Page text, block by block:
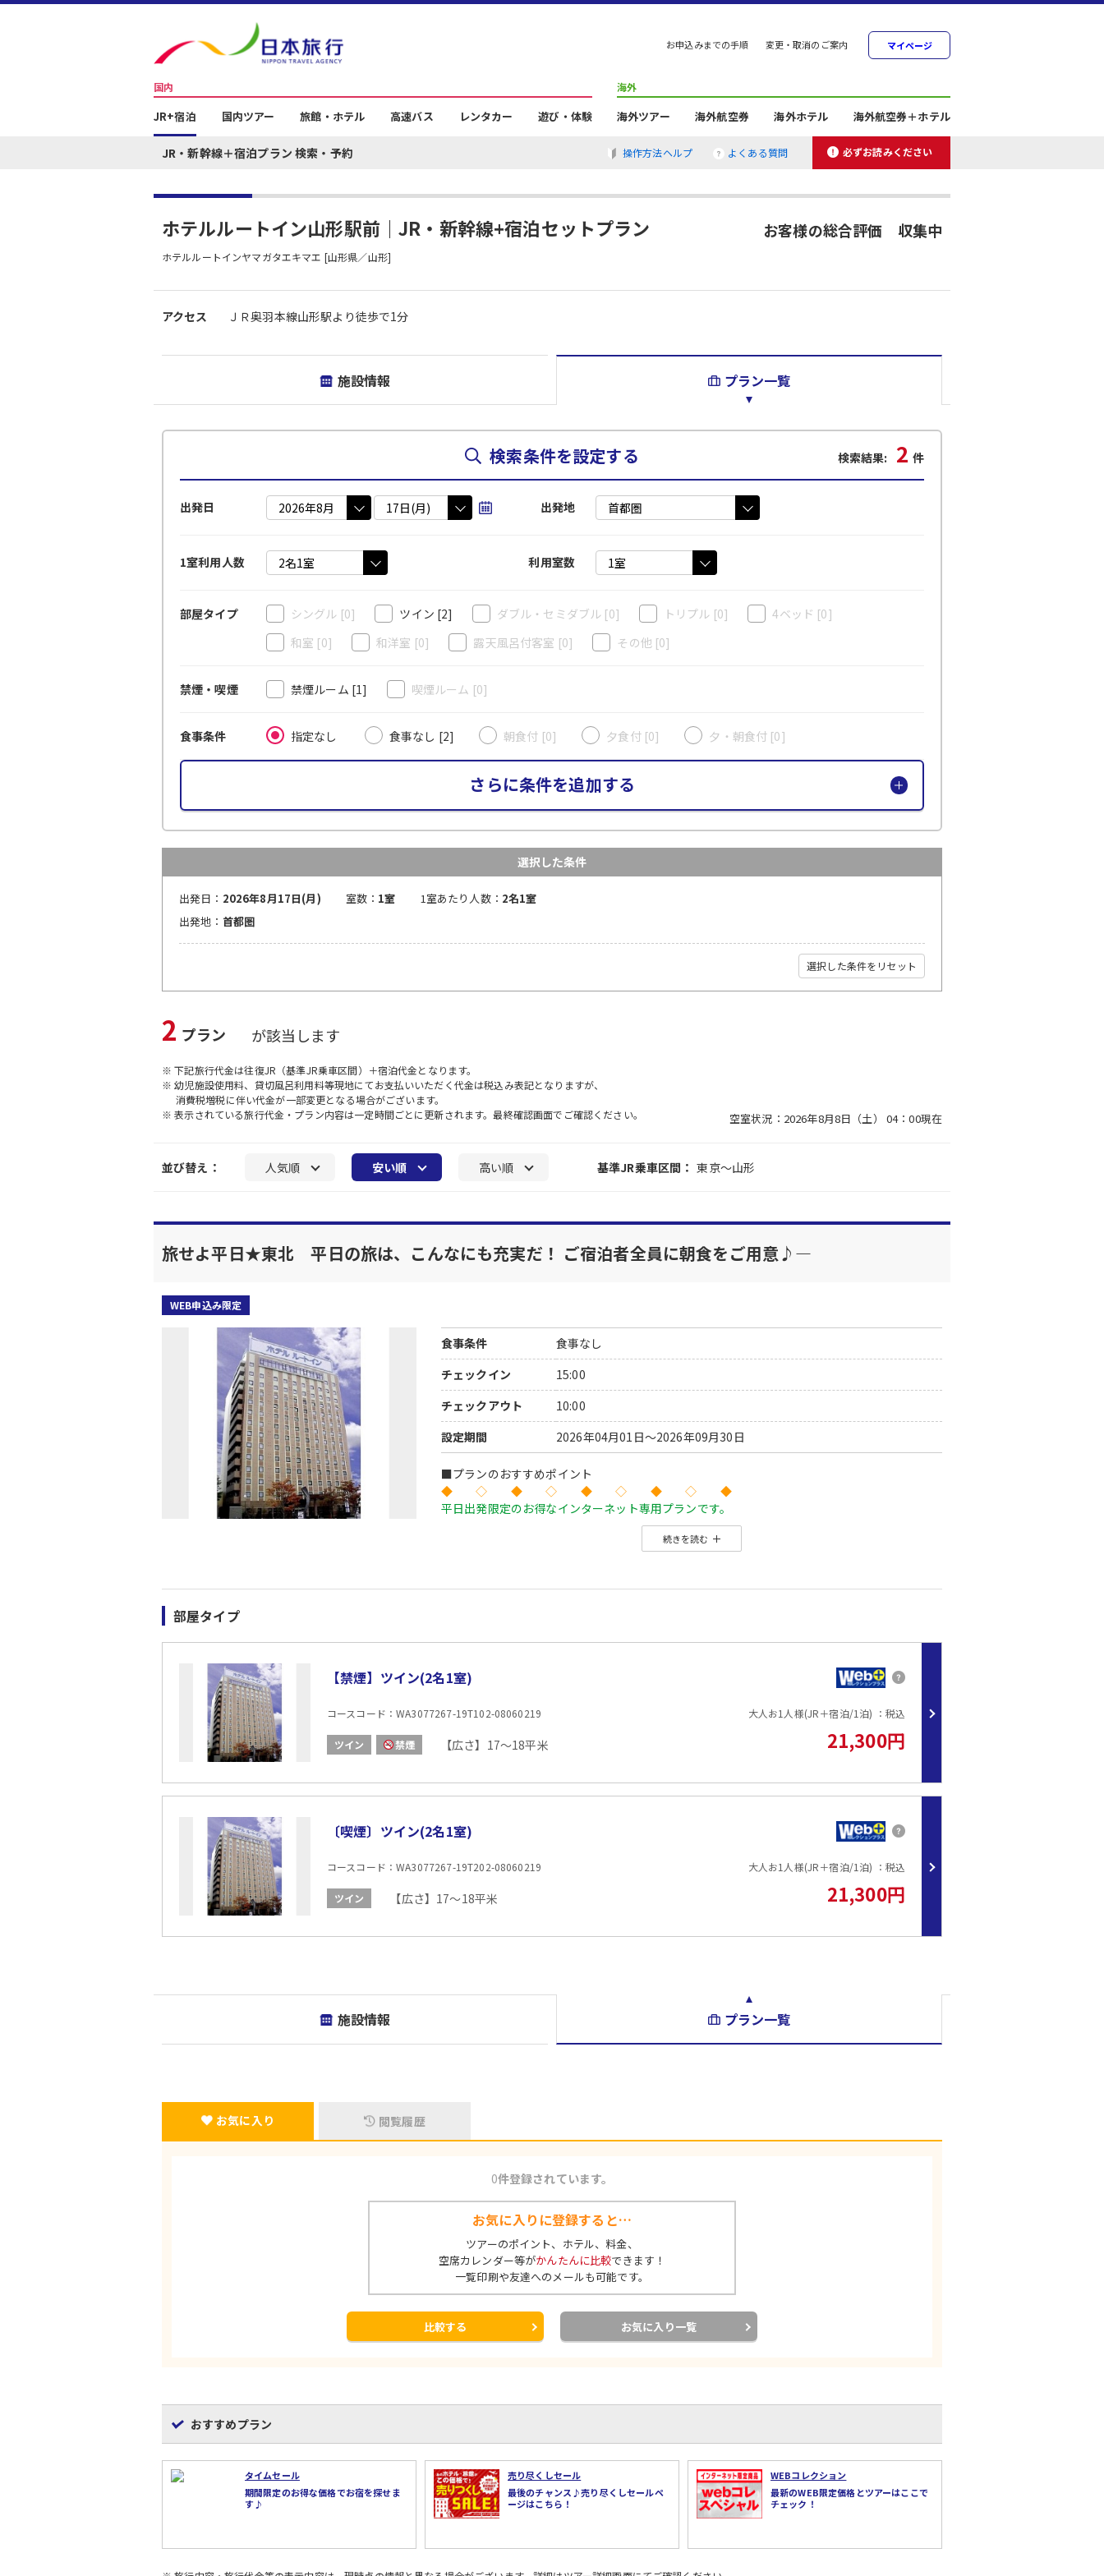
お申込みまでの手順 変更・取消のご案内 マイページ
国内
JR+宿泊 国内ツアー 旅館・ホテル 高速バス レンタカー 遊び・体験
海外
海外ツアー 海外航空券 海外ホテル 海外航空券＋ホテル
JR・新幹線＋宿泊プラン 検索・予約 操作方法ヘルプ よくある質問 必ずお読みください
ホテルルートイン山形駅前｜JR・新幹線+宿泊セットプラン
ホテルルートインヤマガタエキマエ [山形県／山形]
お客様の総合評価 収集中
アクセス ＪＲ奥羽本線山形駅より徒歩で1分
施設情報 プラン一覧
検索条件を設定する 検索結果: 2 件
出発日 出発地
1室利用人数 利用室数
部屋タイプ シングル [0] ツイン [2] ダブル・セミダブル [0] トリプル [0] 4ベッド [0]
和室 [0] 和洋室 [0] 露天風呂付客室 [0] その他[0]
禁煙・喫煙 禁煙ルーム [1] 喫煙ルーム [0]
食事条件 指定なし 食事なし [2] 朝食付 [0] 夕食付 [0] 夕・朝食付 [0]
さらに条件を追加する
選択した条件
出発日： 2026年8月17日(月) 室数： 1室 1室あたり人数： 2名1室
出発地： 首都圏
選択した条件をリセット
2 プラン が該当します
※ 下記旅行代金は往復JR（基準JR乗車区間）＋宿泊代金となります。
※ 幼児施設使用料、貸切風呂利用料等現地にてお支払いいただく代金は税込み表記となりますが、
消費税増税に伴い代金が一部変更となる場合がございます。
※ 表示されている旅行代金・プラン内容は一定時間ごとに更新されます。最終確認画面でご確認ください。
空室状況：2026年8月8日（土） 04：00現在
並び替え： 人気順 安い順 高い順 基準JR乗車区間： 東京～山形
旅せよ平日★東北 平日の旅は、こんなにも充実だ！ ご宿泊者全員に朝食をご用意♪―
WEB申込み限定
食事条件
食事なし
チェックイン
15:00
チェックアウト
10:00
設定期間
2026年04月01日～2026年09月30日
■プランのおすすめポイント
◆ ◇ ◆ ◇ ◆ ◇ ◆ ◇ ◆
平日出発限定のお得なインターネット専用プランです。
価格を抑えたい！人が多い土日祝日を避けてゆったり旅をしたい！
※やまびこ列車のみ選択可能なプランとなりますので、ご了承ください。
【内容】和洋バイキング
【時間】06:30～09:00
続きを読む
部屋タイプ
【禁煙】ツイン(2名1室)
コースコード：WA3077267-19T102-08060219
ツイン 禁煙 【広さ】17～18平米
大人お1人様(JR＋宿泊/1泊) ：税込
21,300円
〔喫煙〕ツイン(2名1室)
コースコード：WA3077267-19T202-08060219
ツイン 【広さ】17～18平米
大人お1人様(JR＋宿泊/1泊) ：税込
21,300円
施設情報 プラン一覧
お気に入り 閲覧履歴
0件登録されています。
お気に入りに登録すると…
ツアーのポイント、ホテル、料金、
空席カレンダー等がかんたんに比較できます！
一覧印刷や友達へのメールも可能です。
比較する お気に入り一覧
おすすめプラン
タイムセール
期間限定のお得な価格でお宿を探せま
す♪
売り尽くしセール
最後のチャンス♪売り尽くしセールペ
ージはこちら！
WEBコレクション
最新のWEB限定価格とツアーはここで
チェック！